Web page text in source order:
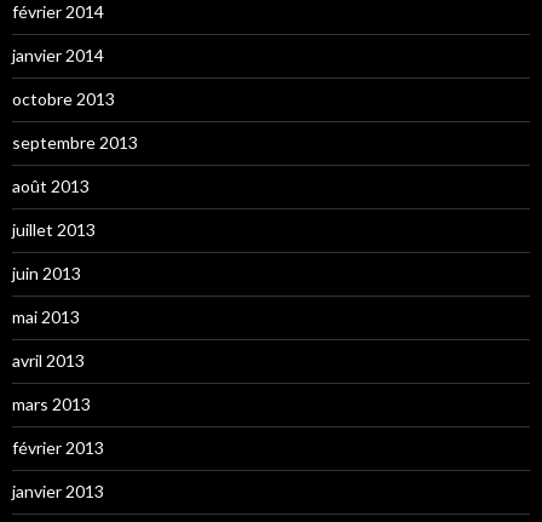
février 2014
janvier 2014
octobre 2013
septembre 2013
août 2013
juillet 2013
juin 2013
mai 2013
avril 2013
mars 2013
février 2013
janvier 2013